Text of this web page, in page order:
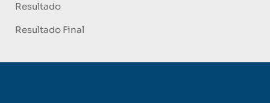
Resultado
Resultado Final